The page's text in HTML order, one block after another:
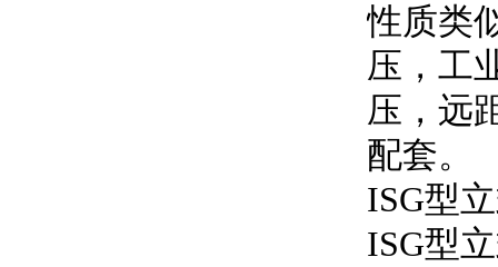
性质类似
压
压
配套。
ISG型立
ISG型立